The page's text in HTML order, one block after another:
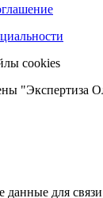
cookies
"Экспертиза
данные для